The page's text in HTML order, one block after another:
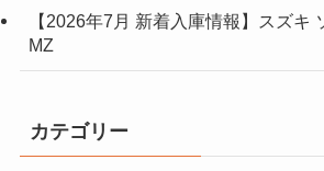
【2026年7月 新着入庫情報】スズキ
MZ
カテゴリー